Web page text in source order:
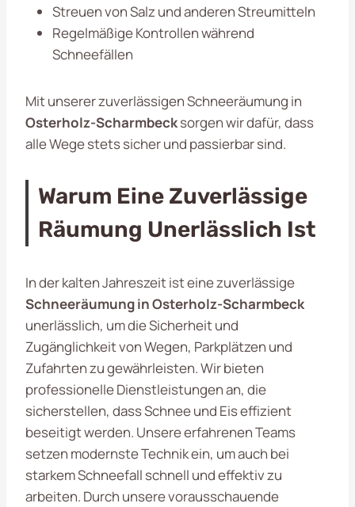
Streuen von Salz und anderen Streumitteln
Regelmäßige Kontrollen während
Schneefällen
Mit unserer zuverlässigen Schneeräumung in
Osterholz-Scharmbecksorgen wir dafür, dass
alle Wege stets sicher und passierbar sind.
Warum Eine Zuverlässige
Räumung Unerlässlich Ist
In der kalten Jahreszeit ist eine zuverlässige
Schneeräumung in Osterholz-Scharmbeck
unerlässlich, um die Sicherheit und
Zugänglichkeit von Wegen, Parkplätzen und
Zufahrten zu gewährleisten. Wir bieten
professionelle Dienstleistungen an, die
sicherstellen, dass Schnee und Eis effizient
beseitigt werden. Unsere erfahrenen Teams
setzen modernste Technik ein, um auch bei
starkem Schneefall schnell und effektiv zu
arbeiten. Durch unsere vorausschauende